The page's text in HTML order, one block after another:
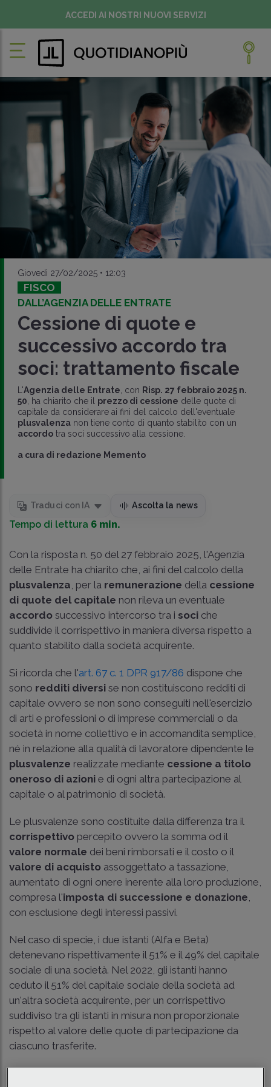
ACCEDI AI NOSTRI NUOVI SERVIZI
Giovedì 27/02/2025 • 12:03
FISCO
DALL’AGENZIA DELLE ENTRATE
Cessione di quote e
successivo accordo tra
soci: trattamento fiscale
L'Agenzia delle Entrate , con Risp. 27 febbraio 2025 n.
50 , ha chiarito che il prezzo di cessione delle quote di
capitale da considerare ai fini del calcolo dell'eventuale
plusvalenzanon tiene conto di quanto stabilito con un
accordotra soci successivo alla cessione.
a cura di redazione Memento
Traduci con IA Ascolta la news
Tempo di lettura 6 min.
Con la risposta n. 50 del 27 febbraio 2025, l'Agenzia
delle Entrate ha chiarito che, ai fini del calcolo della
plusvalenza, per la remunerazione della cessione
di quote del capitale non rileva un eventuale
accordo successivo intercorso tra i soci che
suddivide il corrispettivo in maniera diversa rispetto a
quanto stabilito dalla società acquirente.
Si ricorda che l'art. 67 c. 1 DPR 917/86 dispone che
sono redditi diversi se non costituiscono redditi di
capitale ovvero se non sono conseguiti nell'esercizio
di arti e professioni o di imprese commerciali o da
società in nome collettivo e in accomandita semplice,
né in relazione alla qualità di lavoratore dipendente le
plusvalenze realizzate mediante cessione a titolo
oneroso di azioni e di ogni altra partecipazione al
capitale o al patrimonio di società.
Le plusvalenze sono costituite dalla differenza tra il
corrispettivo percepito ovvero la somma od il
valore normale dei beni rimborsati e il costo o il
valore di acquisto assoggettato a tassazione,
aumentato di ogni onere inerente alla loro produzione,
compresa l'imposta di successione e donazione,
con esclusione degli interessi passivi.
Nel caso di specie, i due istanti (Alfa e Beta)
detenevano rispettivamente il 51% e il 49% del capitale
sociale di una società. Nel 2022, gli istanti hanno
ceduto il 51% del capitale sociale della società ad
un'altra società acquirente, per un corrispettivo
suddiviso tra gli istanti in misura non proporzionale
rispetto al valore delle quote di partecipazione da
ciascuno trasferite.